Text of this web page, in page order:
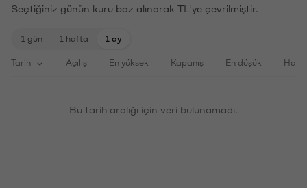
Seçtiğiniz günün kuru baz alınarak TL'ye çevrilmiştir.
1 gün 1 hafta 1 ay
Tarih Açılış En yüksek Kapanış En düşük
Bu tarih aralığı için veri bulunamadı.